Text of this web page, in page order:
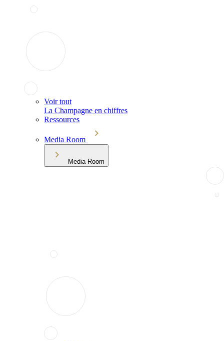
Voir tout
La Champagne en chiffres
Ressources
Media Room
Media Room